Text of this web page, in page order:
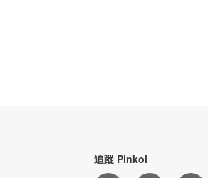
追蹤 Pinkoi